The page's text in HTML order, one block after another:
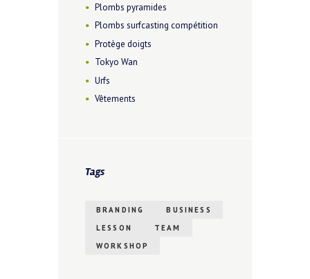
Plombs pyramides
Plombs surfcasting compétition
Protège doigts
Tokyo Wan
Urfs
Vêtements
Tags
BRANDING
BUSINESS
LESSON
TEAM
WORKSHOP